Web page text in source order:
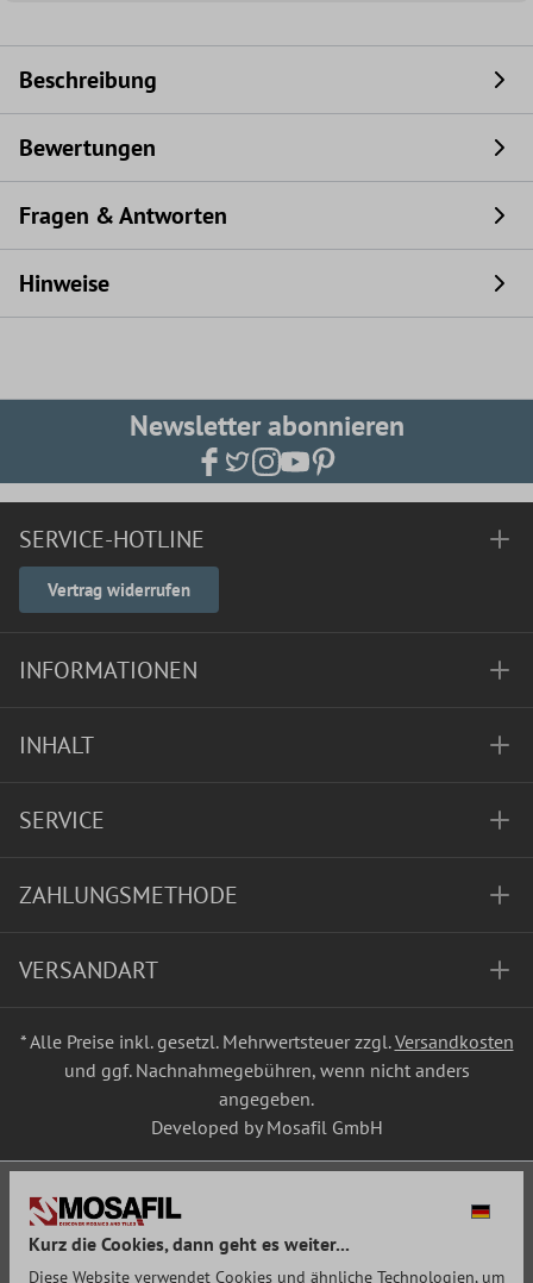
Beschreibung
Bewertungen
Fragen & Antworten
Hinweise
Newsletter abonnieren
SERVICE-HOTLINE
Vertrag widerrufen
INFORMATIONEN
INHALT
SERVICE
ZAHLUNGSMETHODE
VERSANDART
* Alle Preise inkl. gesetzl. Mehrwertsteuer zzgl.Versandkosten
und ggf. Nachnahmegebühren, wenn nicht anders
angegeben.
Developed by Mosafil GmbH
Kurz die Cookies, dann geht es weiter...
Diese Website verwendet Cookies und ähnliche Technologien, um